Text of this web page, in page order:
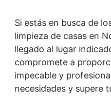
Si estás en busca de
limpieza de casas en
llegado al lugar
compromete a
impecable y
necesidades y supere